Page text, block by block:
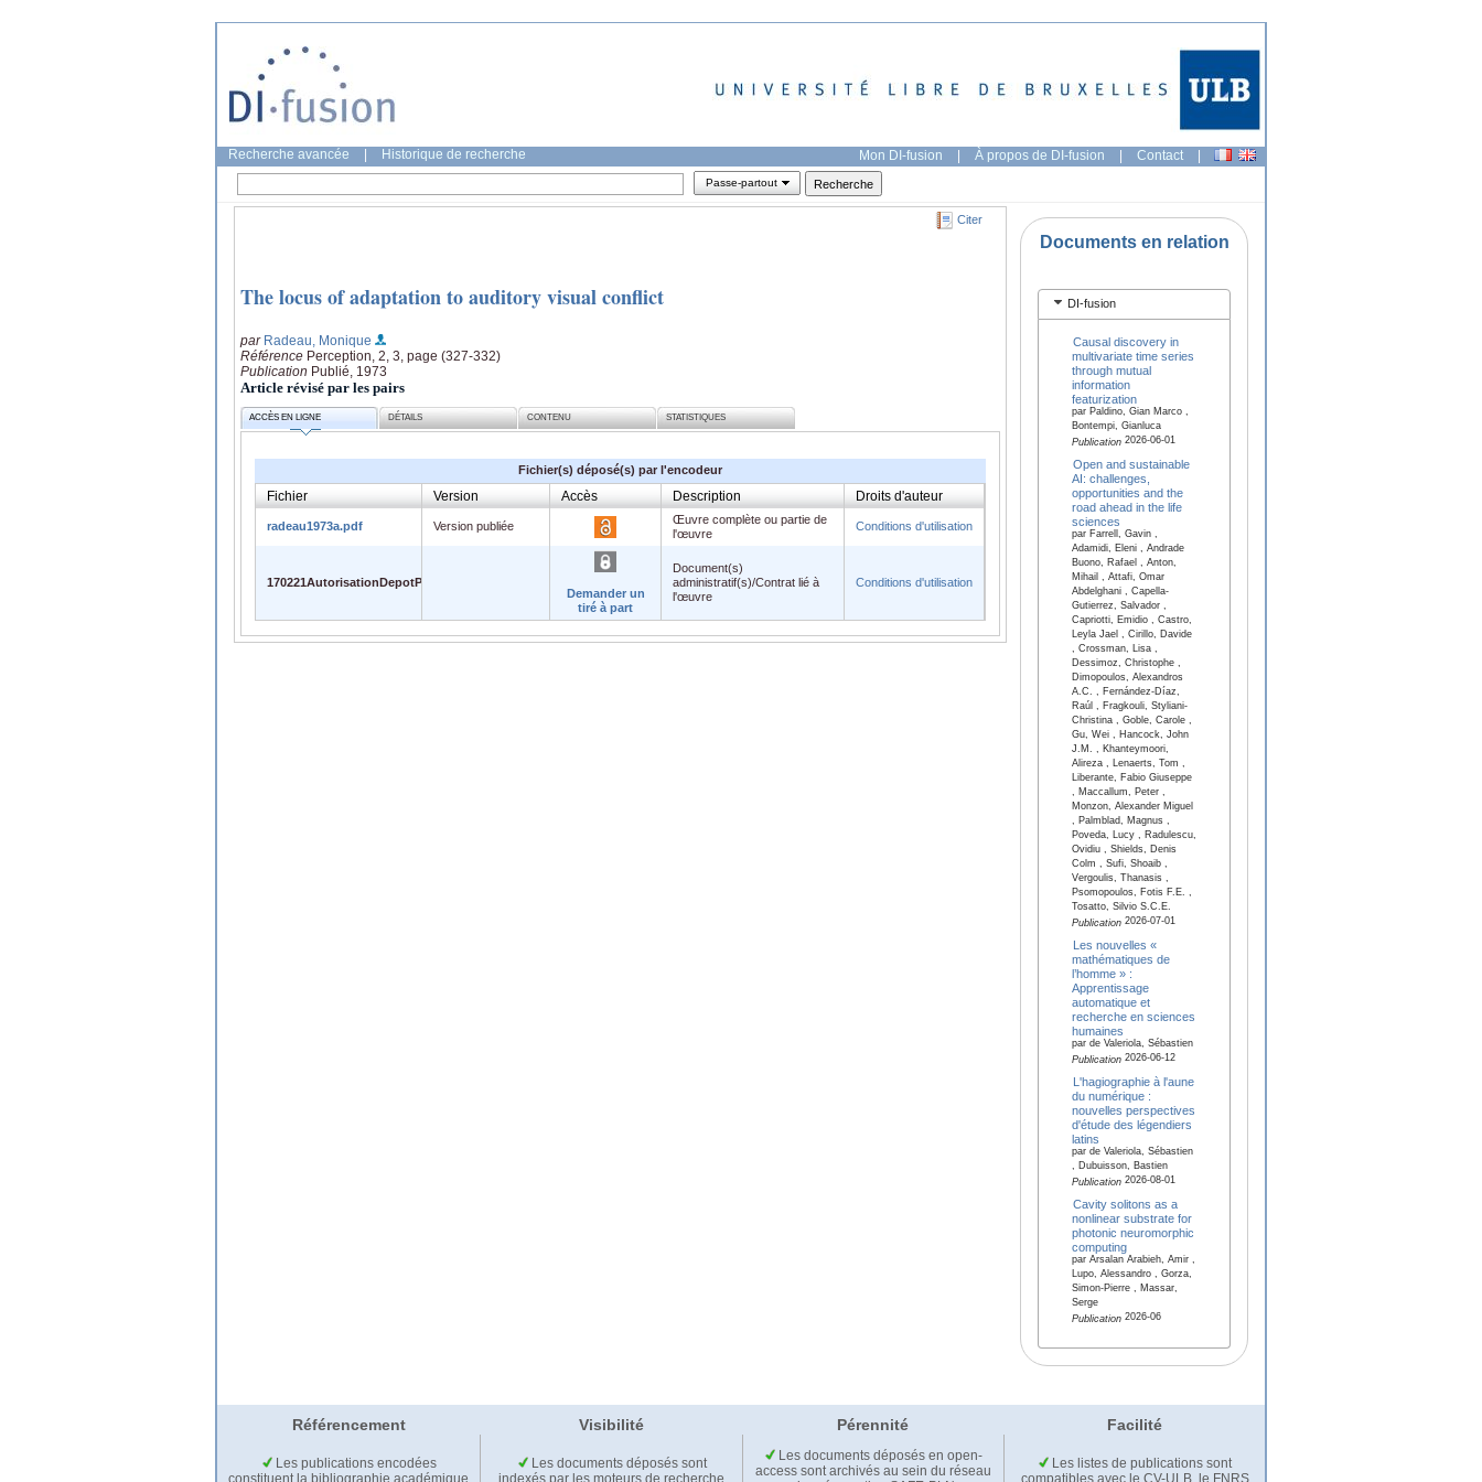
Recherche avancée Historique de recherche Mon DI-fusion | À propos de DI-fusion | Contact |
Passe-partout
Citer
The locus of adaptation to auditory visual conflict
par Radeau, Monique
Référence Perception, 2, 3, page (327-332)
Publication Publié, 1973
Article révisé par les pairs
ACCÈS EN LIGNE DÉTAILS CONTENU STATISTIQUES
Fichier(s) déposé(s) par l'encodeur
Fichier Version Accès Description Droits d'auteur
radeau1973a.pdf Version publiée
Œuvre complète ou partie de
l'œuvre
Conditions d'utilisation
170221AutorisationDepotPDF.pdf
Demander un
tiré à part
Document(s)
administratif(s)/Contrat lié à
l'œuvre
Conditions d'utilisation
Documents en relation
DI-fusion
Causal discovery in
multivariate time series
through mutual
information
featurization
par Paldino, Gian Marco ,
Bontempi, Gianluca
Publication2026-06-01
Open and sustainable
AI: challenges,
opportunities and the
road ahead in the life
sciences
par Farrell, Gavin ,
Adamidi, Eleni , Andrade
Buono, Rafael , Anton,
Mihail , Attafi, Omar
Abdelghani , Capella-
Gutierrez, Salvador ,
Capriotti, Emidio , Castro,
Leyla Jael , Cirillo, Davide
, Crossman, Lisa ,
Dessimoz, Christophe ,
Dimopoulos, Alexandros
A.C. , Fernández-Díaz,
Raúl , Fragkouli, Styliani-
Christina , Goble, Carole ,
Gu, Wei , Hancock, John
J.M. , Khanteymoori,
Alireza , Lenaerts, Tom ,
Liberante, Fabio Giuseppe
, Maccallum, Peter ,
Monzon, Alexander Miguel
, Palmblad, Magnus ,
Poveda, Lucy , Radulescu,
Ovidiu , Shields, Denis
Colm , Sufi, Shoaib ,
Vergoulis, Thanasis ,
Psomopoulos, Fotis F.E. ,
Tosatto, Silvio S.C.E.
Publication2026-07-01
Les nouvelles «
mathématiques de
l’homme » :
Apprentissage
automatique et
recherche en sciences
humaines
par de Valeriola, Sébastien
Publication2026-06-12
L'hagiographie à l'aune
du numérique :
nouvelles perspectives
d'étude des légendiers
latins
par de Valeriola, Sébastien
, Dubuisson, Bastien
Publication2026-08-01
Cavity solitons as a
nonlinear substrate for
photonic neuromorphic
computing
par Arsalan Arabieh, Amir ,
Lupo, Alessandro , Gorza,
Simon-Pierre , Massar,
Serge
Publication2026-06
Référencement Visibilité Pérennité Facilité
Les publications encodées
Les documents déposés sont
Les documents déposés en open-
access sont archivés au sein du réseau
Les listes de publications sont